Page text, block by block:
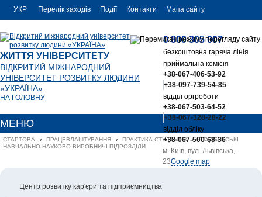
УКР
ENG
Перелік заходів Події Контакти Мапа сайту
ЖИТТЯ УНІВЕРСИТЕТУ
ВІДКРИТИЙ МІЖНАРОДНИЙ
УНІВЕРСИТЕТ РОЗВИТКУ ЛЮДИНИ
«УКРАЇНА»
НА ГОЛОВНУ
0 800 305 007
безкоштовна гаряча лінія
приймальна комісія
+38-067-406-53-92
+38-097-739-54-85
відділ оргроботи
+38-067-503-64-52
+38-067-328-28-22
відділ обліку
+38-067-500-68-36
м. Київ, вул. Львівська,
23Google map
МЕНЮ
СТАРТОВА › ПРАЦЕВЛАШТУВАННЯ › ПРАКТИКА СТУДЕНТІВ ›
СТУДЕНТСЬКІ
НАВЧАЛЬНО-НАУКОВО-ВИРОБНИЧІ ПІДРОЗДІЛИ
Центр розвитку кар'єри та підприємництва